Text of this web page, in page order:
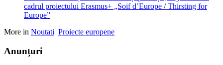
cadrul proiectului Erasmus+ „Soif d’Europe / Thirsting for
Europe”
More in Noutati Proiecte europene
Anunțuri